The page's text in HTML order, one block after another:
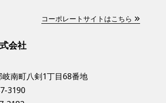
コーポレートサイトはこちら
会社
南町八剣1丁目68番地
3190